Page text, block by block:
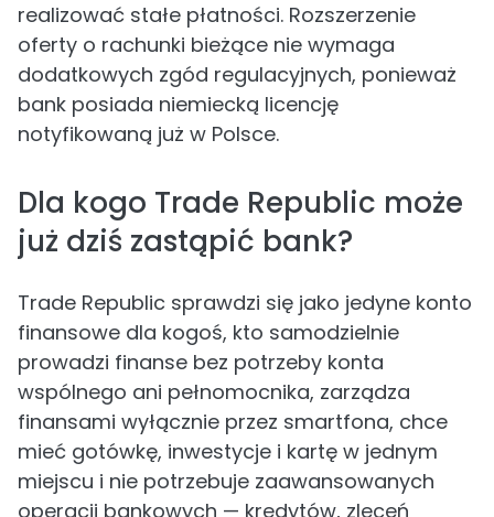
realizować stałe płatności. Rozszerzenie
oferty o rachunki bieżące nie wymaga
dodatkowych zgód regulacyjnych, ponieważ
bank posiada niemiecką licencję
notyfikowaną już w Polsce.
Dla kogo Trade Republic może
już dziś zastąpić bank?
Trade Republic sprawdzi się jako jedyne konto
finansowe dla kogoś, kto samodzielnie
prowadzi finanse bez potrzeby konta
wspólnego ani pełnomocnika, zarządza
finansami wyłącznie przez smartfona, chce
mieć gotówkę, inwestycje i kartę w jednym
miejscu i nie potrzebuje zaawansowanych
operacji bankowych — kredytów, zleceń